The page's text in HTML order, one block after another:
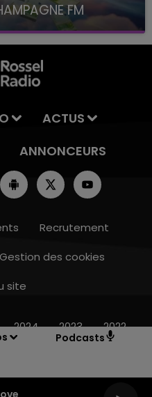
Podcasts
FM
FM, à 8H10
ACTUS
ANNONCEURS
Recrutement
Gestion des cookies
site
2024 2023 2022